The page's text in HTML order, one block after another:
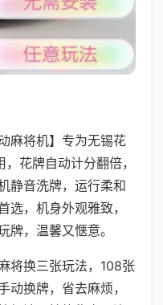
麻将机】专为无锡花
花牌自动计分翻倍，
静音洗牌，运行柔和
选，机身外观雅致，
牌，温馨又惬意。
将换三张玩法，108张
动换牌，省去麻烦，